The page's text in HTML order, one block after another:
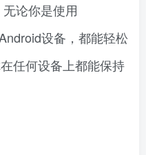
论你是使用
设备，都能轻松
任何设备上都能保持